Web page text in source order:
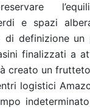
e spazi
di definizione
finalizzati a
creato un
logistici